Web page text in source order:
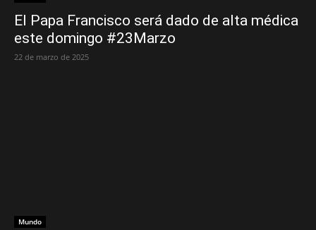
El Papa Francisco será dado de alta médica
este domingo #23Marzo
22 de marzo de 2025
Mundo